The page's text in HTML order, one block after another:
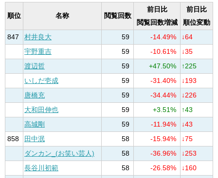
順位 名称 閲覧回数
前日比
閲覧回数増減
前日比
順位変動
847
村井良大 59 -14.49%
↓64
宇野重吉
59 -10.61%
↓35
渡辺哲
59 +47.50%
↑225
いしだ壱成
59 -31.40%
↓193
唐橋充
59 -34.44%
↓226
大和田伸也
59 +3.51%
↑43
高城剛
59 -11.94%
↓43
858
田中泯 58 -15.94%
↓75
ダンカン_(お笑い芸人)
58 -36.96%
↓253
長谷川初範
58 -26.58%
↓160